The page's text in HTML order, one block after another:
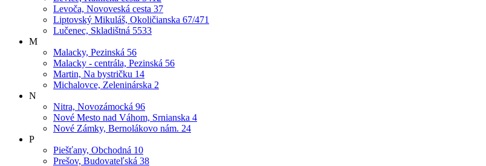
Levoča, Novoveská cesta 37
Liptovský Mikuláš, Okoličianska 67/471
Lučenec, Skladištná 5533
M
Malacky, Pezinská 56
Malacky - centrála, Pezinská 56
Martin, Na bystričku 14
Michalovce, Zeleninárska 2
N
Nitra, Novozámocká 96
Nové Mesto nad Váhom, Srnianska 4
Nové Zámky, Bernolákovo nám. 24
P
Piešťany, Obchodná 10
Prešov, Budovateľská 38